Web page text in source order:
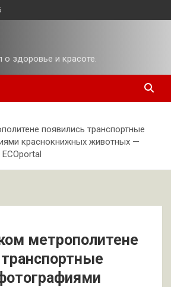
здоровье и красоте.
появились транспортные
краснокнижных животных —
метрополитене